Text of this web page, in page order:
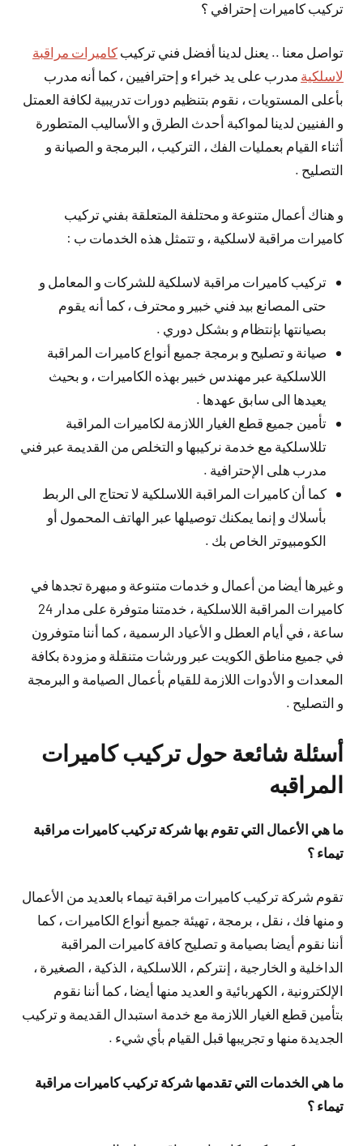
تركيب كاميرات إحترافي ؟
تواصل معنا .. يعنل لدينا أفضل فني تركيب كاميرات مراقبة
لاسلكية مدرب على يد خبراء و إحترافيين ، كما أنه مدرب
بأعلى المستويات ، نقوم بتنظيم دورات تدريبية لكافة العمتل
و الفنيين لدينا لمواكبة أحدث الطرق و الأساليب المتطورة
أثناء القيام بعمليات الفك ، التركيب ، البرمجة و الصيانة و
التصليح .
و هناك أعمال متنوعة و محتلفة المتعلقة بفني تركيب
كاميرات مراقبة لاسلكية ، و تتمثل هذه الخدمات ب :
تركيب كاميرات مراقبة لاسلكية للشركات و المعامل و
حتى المصانع بيد فني خبير و محترف ، كما أنه يقوم
بصيانتها بإنتظام و بشكل دوري .
صيانة و تصليح و برمجة جميع أنواع كاميرات المراقبة
اللاسلكية عبر مهندس خبير بهذه الكاميرات ، و بحيث
يعيدها الى سابق عهدها .
تأمين جميع قطع الغيار اللازمة لكاميرات المراقبة
تللاسلكية مع خدمة نركيبها و التخلص من القديمة عبر فني
مدرب هلى الإحترافية .
كما أن كاميرات المراقبة اللاسلكية لا تحتاج الى الربط
بأسلاك و إنما يمكنك توصيلها عبر الهاتف المحمول أو
الكومبيوتر الخاص بك .
و غيرها أيضا من أعمال و خدمات متنوعة و مبهرة تجدها في
كاميرات المراقبة اللاسلكية ، خدمتنا متوفرة على مدار 24
ساعة ، في أيام العطل و الأعياد الرسمية ، كما أننا متوفرون
في جميع مناطق الكويت عبر ورشات متنقلة و مزودة بكافة
المعدات و الأدوات اللازمة للقيام بأعمال الصيامة و البرمجة
و التصليح .
أسئلة شائعة حول تركيب كاميرات
المراقبه
ما هي الأعمال التي تقوم بها شركة تركيب كاميرات مراقبة
تيماء ؟
تقوم شركة تركيب كاميرات مراقبة تيماء بالعديد من الأعمال
و منها فك ، نقل ، برمجة ، تهيئة جميع أنواع الكاميرات ، كما
أننا نقوم أيضا بصيامة و تصليح كافة كاميرات المراقبة
الداخلية و الخارجية ، إنتركم ، اللاسلكية ، الذكية ، الصغيرة ،
الإلكترونية ، الكهربائية و العديد منها أيضا ، كما أننا نقوم
بتأمين قطع الغيار اللازمة مع خدمة استبدال القديمة و تركيب
الجديدة منها و تجريبها قبل القيام بأي شيء .
ما هي الخدمات التي تقدمها شركة تركيب كاميرات مراقبة
تيماء ؟